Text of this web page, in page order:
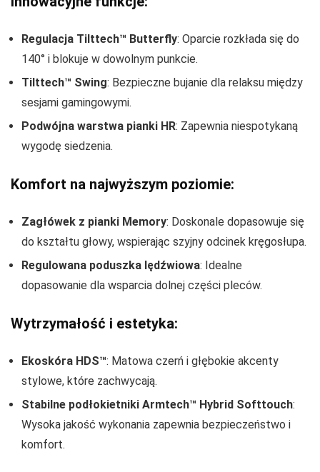
Regulacja Tilttech™ Butterfly: Oparcie rozkłada się do
140° i blokuje w dowolnym punkcie.
Tilttech™ Swing: Bezpieczne bujanie dla relaksu między
sesjami gamingowymi.
Podwójna warstwa pianki HR: Zapewnia niespotykaną
wygodę siedzenia.
Komfort na najwyższym poziomie:
Zagłówek z pianki Memory: Doskonale dopasowuje się
do kształtu głowy, wspierając szyjny odcinek kręgosłupa.
Regulowana poduszka lędźwiowa: Idealne
dopasowanie dla wsparcia dolnej części pleców.
Wytrzymałość i estetyka:
Ekoskóra HDS™: Matowa czerń i głębokie akcenty
stylowe, które zachwycają.
Stabilne podłokietniki Armtech™ Hybrid Softtouch:
Wysoka jakość wykonania zapewnia bezpieczeństwo i
komfort.